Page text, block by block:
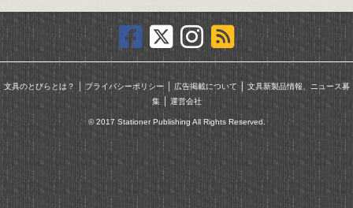
文具のとびらとは？ ｜ プライバシーポリシー｜ 広告掲載について ｜ 文具新製品情報、ニュース募
集｜ 運営会社
© 2017 Stationer Publishing All Rights Reserved.